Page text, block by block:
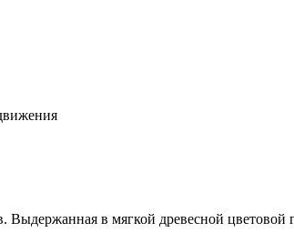
в мягкой древесной